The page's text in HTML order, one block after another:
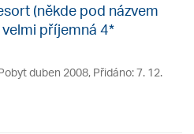
(někde pod názvem
velmi příjemná 4*
duben 2008, Přidáno: 7. 12.